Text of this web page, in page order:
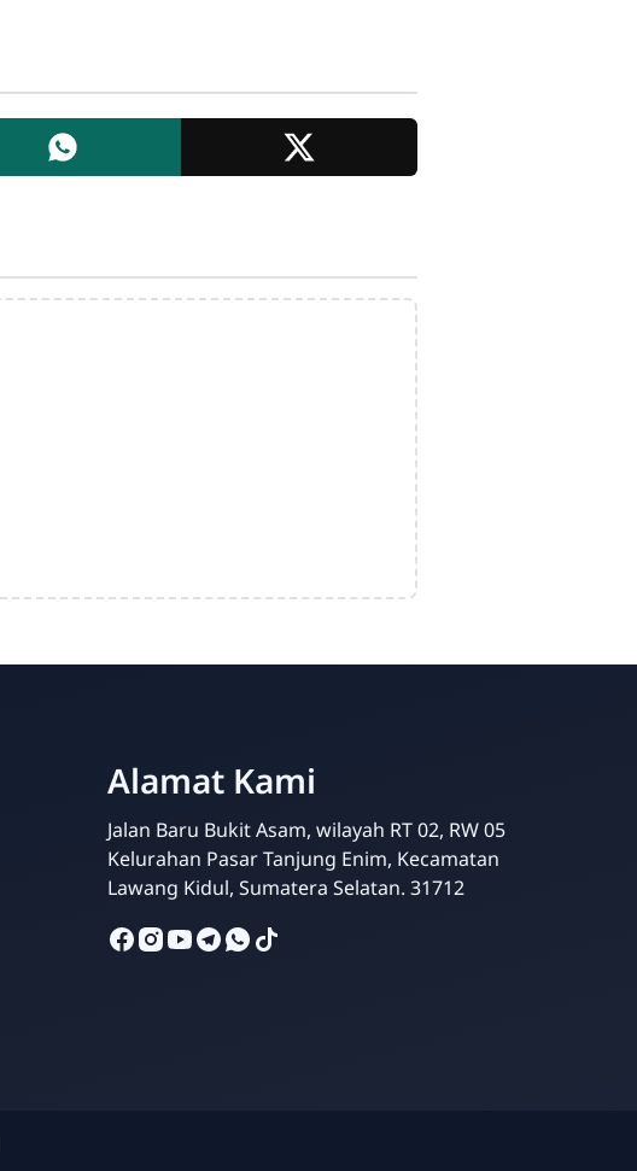
Admin SDBA
Online
Alamat Kami
Jalan Baru Bukit Asam, wilayah RT 02, RW 05
Kelurahan Pasar Tanjung Enim, Kecamatan
Lawang Kidul, Sumatera Selatan. 31712